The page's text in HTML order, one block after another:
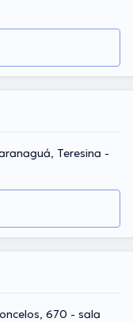
Teresina -
670 - sala